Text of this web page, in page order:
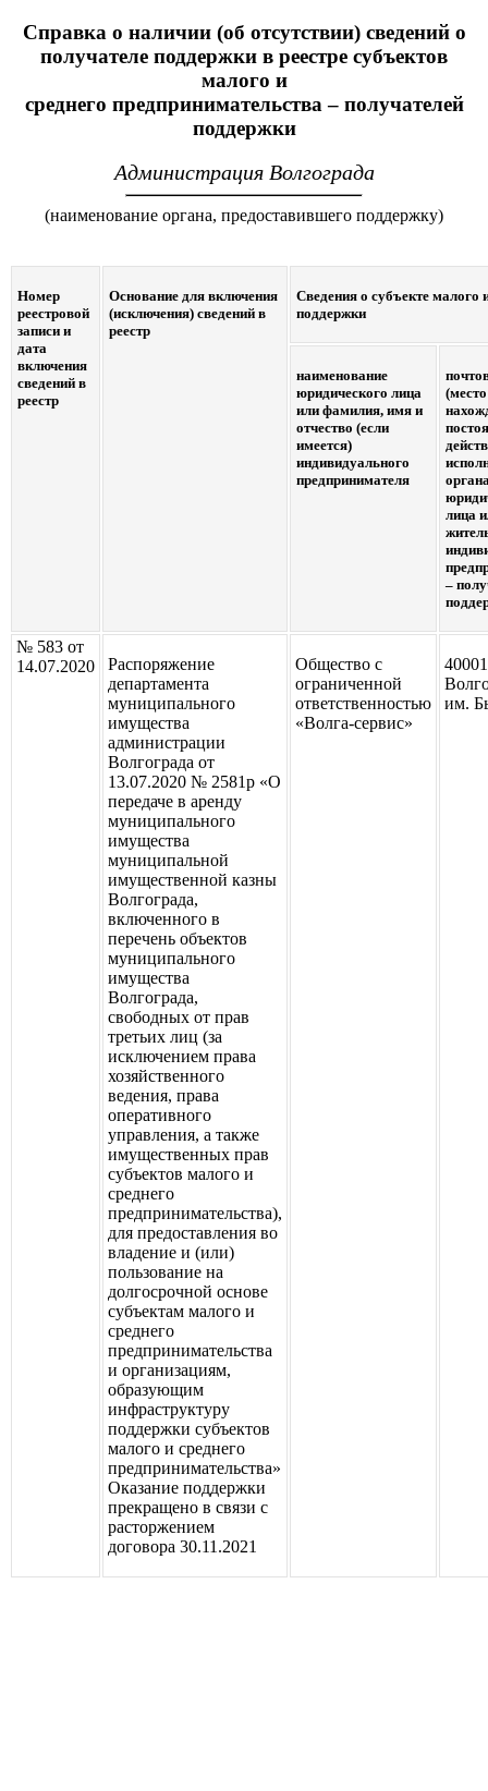
Справка о наличии (об отсутствии) сведений о
получателе поддержки в реестре субъектов
малого и
среднего предпринимательства – получателей
поддержки
Администрация Волгограда
(наименование органа, предоставившего поддержку)
Номер
реестровой
записи и
дата
включения
сведений в
реестр
Основание для включения
(исключения) сведений в
реестр
Сведения о субъекте малого
поддержки
наименование
юридического лица
или фамилия, имя и
отчество (если
имеется)
индивидуального
предпринимателя
(место
лица
–
№ 583 от
14.07.2020
Распоряжение
департамента
муниципального
имущества
администрации
Волгограда от
13.07.2020 № 2581р «О
передаче в аренду
муниципального
имущества
муниципальной
имущественной казны
Волгограда,
включенного в
перечень объектов
муниципального
имущества
Волгограда,
свободных от прав
третьих лиц (за
исключением права
хозяйственного
ведения, права
оперативного
управления, а также
имущественных прав
субъектов малого и
среднего
предпринимательства),
для предоставления во
владение и (или)
пользование на
долгосрочной основе
субъектам малого и
среднего
предпринимательства
и организациям,
образующим
инфраструктуру
поддержки субъектов
малого и среднего
предпринимательства»
Оказание поддержки
прекращено в связи с
расторжением
договора 30.11.2021
Общество с
ограниченной
ответственностью
«Волга-сервис»
им.